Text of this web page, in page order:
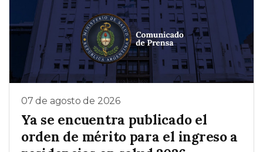
07 de agosto de 2026
Ya se encuentra publicado el
orden de mérito para el ingreso a